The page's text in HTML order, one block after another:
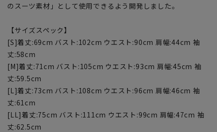
のスーツ素材」として使用できるよう開発しました。
【サイズスペック】
[S]着丈:69cm バスト:102cm ウエスト:90cm 肩幅:44cm 袖
丈:58cm
[M]着丈:71cm バスト:105cm ウエスト:93cm 肩幅:45cm 袖
丈:59.5cm
[L]着丈:73cm バスト:108cm ウエスト:96cm 肩幅:46cm 袖
丈:61cm
[LL]着丈:75cm バスト:111cm ウエスト:99cm 肩幅:47cm 袖
丈:62.5cm